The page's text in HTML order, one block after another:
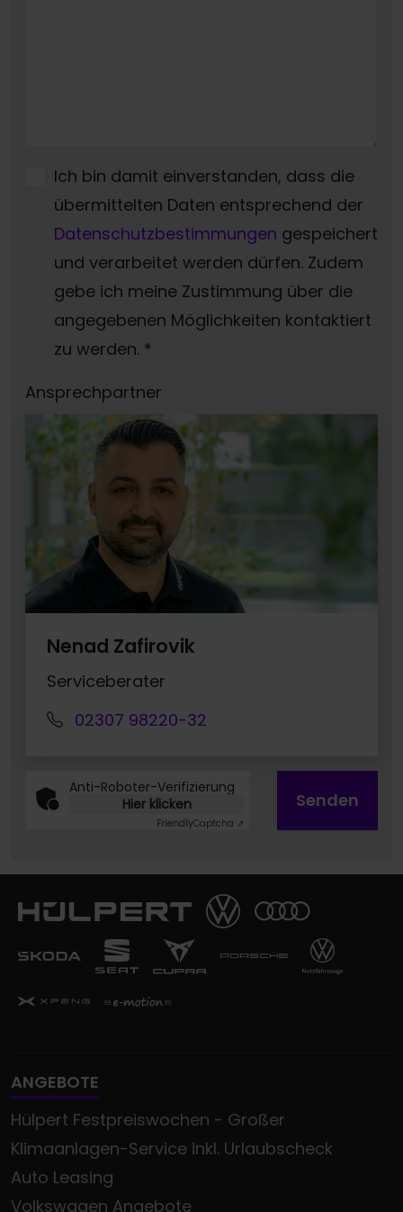
Ich bin damit einverstanden, dass die
übermittelten Daten entsprechend der
Datenschutzbestimmungen gespeichert
und verarbeitet werden dürfen. Zudem
gebe ich meine Zustimmung über die
angegebenen Möglichkeiten kontaktiert
zu werden. *
Ansprechpartner
Nenad Zafirovik
Serviceberater
02307 98220-32
Anti-Roboter-Verifizierung
Hier klicken
FriendlyCaptcha ⇗
Senden
ANGEBOTE
Hülpert Festpreiswochen - Großer
Klimaanlagen-Service inkl. Urlaubscheck
Auto Leasing
Volkswagen Angebote